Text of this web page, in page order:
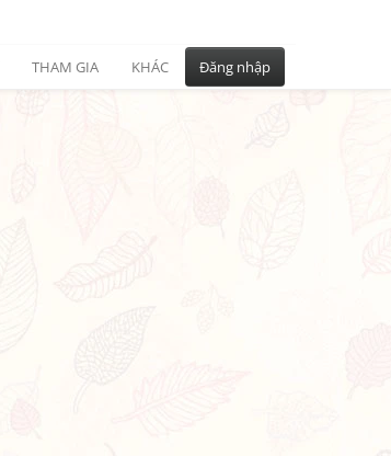
THAM GIA KHÁC Đăng nhập